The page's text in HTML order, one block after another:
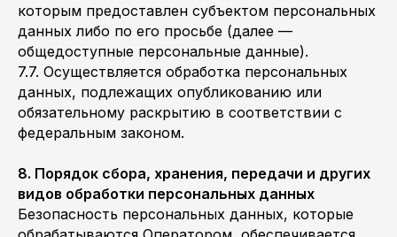
которым предоставлен субъектом персональных
данных либо по его просьбе (далее —
общедоступные персональные данные).
7.7. Осуществляется обработка персональных
данных, подлежащих опубликованию или
обязательному раскрытию в соответствии с
федеральным законом.
8. Порядок сбора, хранения, передачи и других
видов обработки персональных данных
Безопасность персональных данных, которые